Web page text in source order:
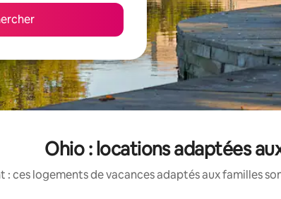
Ohio : locations adaptées
: ces logements de vacances adaptés aux familles